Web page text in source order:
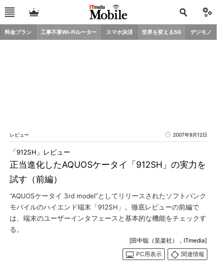
料金プラン 工事不要Wi-Fiルーター スマホ決済 世界を変える5G デジモノ
レビュー 2007年9月12日
正当進化したAQUOSケータイ「912SH」の実力を
試す（前編）
「912SH」レビュー
“AQUOSケータイ 3rd model”としてリリースされたソフトバンク
モバイルのハイエンド端末「912SH」。徹底レビューの前編で
は、端末のユーザーインタフェースと基本的な機能をチェックす
る。
[田中聡（至楽社），ITmedia]
PC用表示
関連情報